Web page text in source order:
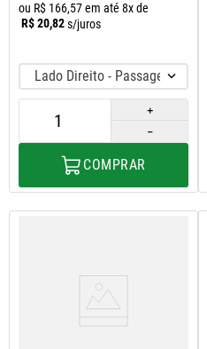
ou R$ 166,57em até 8x de
R$20,82s/juros
Lado Direito - Passageiro
＋
－
COMPRAR